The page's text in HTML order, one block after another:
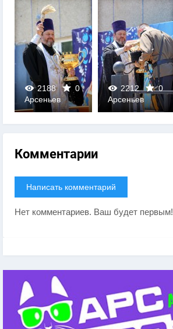
2188
0
0
Арсеньев
2212
0
0
Арсеньев
Комментарии
Написать комментарий
Нет комментариев. Ваш будет первым!